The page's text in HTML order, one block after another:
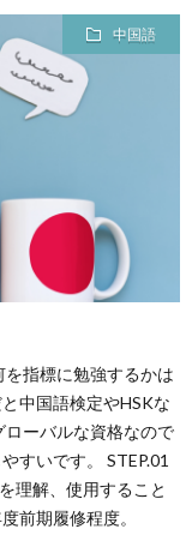
中国語
指標に勉強するかは
中国語検定やHSKな
ローバルな資格なので
すいです。 STEP.01
理解、使用すること
前期履修程度。